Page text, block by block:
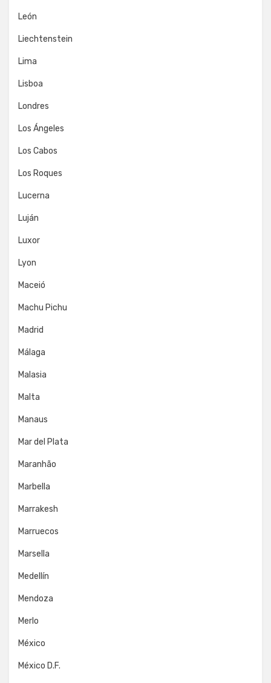
León
Liechtenstein
Lima
Lisboa
Londres
Los Ángeles
Los Cabos
Los Roques
Lucerna
Luján
Luxor
Lyon
Maceió
Machu Pichu
Madrid
Málaga
Malasia
Malta
Manaus
Mar del Plata
Maranhão
Marbella
Marrakesh
Marruecos
Marsella
Medellín
Mendoza
Merlo
México
México D.F.